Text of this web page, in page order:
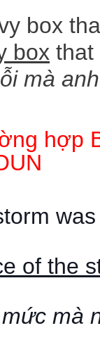
box
box that
mà
hợp
of the
mà